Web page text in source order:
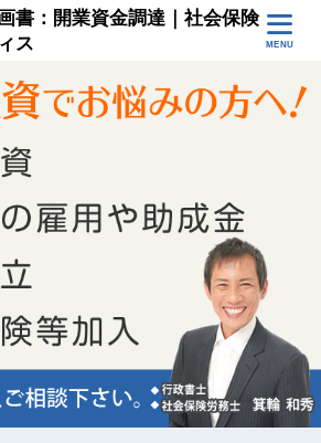
書：開業資金調達｜社会保険
ス
MENU